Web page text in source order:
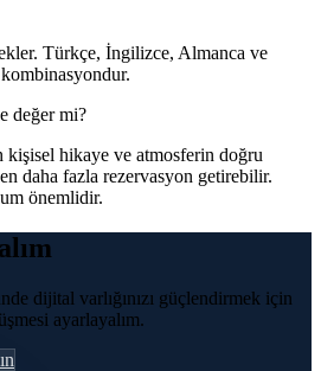
Türkçe, İngilizce, Almanca ve
değer mi?
hikaye ve atmosferin doğru
daha fazla rezervasyon getirebilir.
önemlidir.
dijital varlığınızı güçlendirmek için
ayarlayalım.